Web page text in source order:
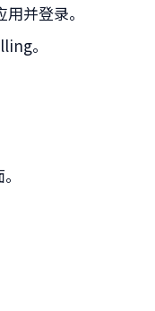
并登录。
。